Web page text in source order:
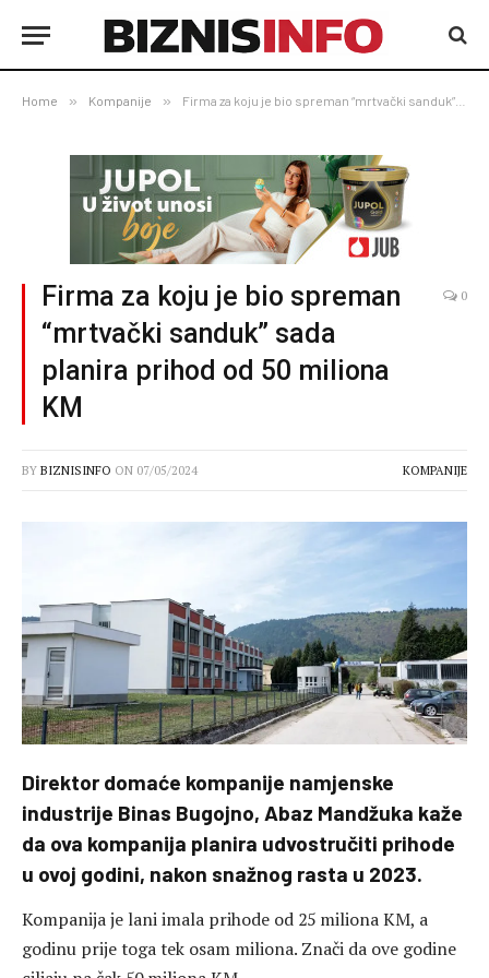
Home » Kompanije » Firma za koju je bio spreman “mrtvački sanduk” sada planira prihod od 50 miliona KM
Firma za koju je bio spreman
“mrtvački sanduk” sada
planira prihod od 50 miliona
KM
0
BY BIZNISINFO ON 07/05/2024 KOMPANIJE
Direktor domaće kompanije namjenske
industrije Binas Bugojno, Abaz Mandžuka kaže
da ova kompanija planira udvostručiti prihode
u ovoj godini, nakon snažnog rasta u 2023.
Kompanija je lani imala prihode od 25 miliona KM, a
godinu prije toga tek osam miliona. Znači da ove godine